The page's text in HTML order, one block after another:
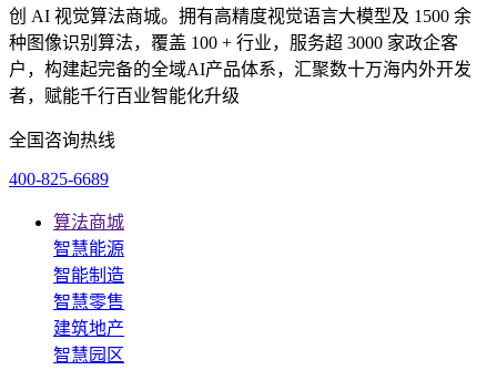
创 AI 视觉算法商城。拥有高精度视觉语言大模型及 1500 余
种图像识别算法，覆盖 100 + 行业，服务超 3000 家政企客
户，构建起完备的全域AI产品体系，汇聚数十万海内外开发
者，赋能千行百业智能化升级
全国咨询热线
400-825-6689
算法商城
智慧能源
智能制造
智慧零售
建筑地产
智慧园区